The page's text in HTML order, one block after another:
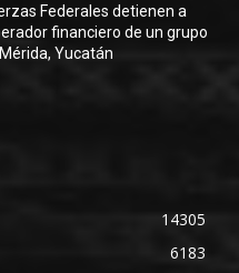
Federales detienen a
financiero de un grupo
Yucatán
14305
6183